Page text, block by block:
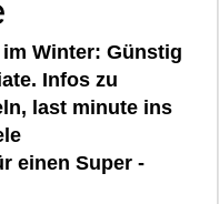
Winter: Günstig
Infos zu
last minute ins
einen Super -